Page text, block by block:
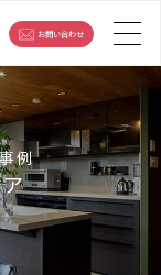
お問い合わせ
例
ア